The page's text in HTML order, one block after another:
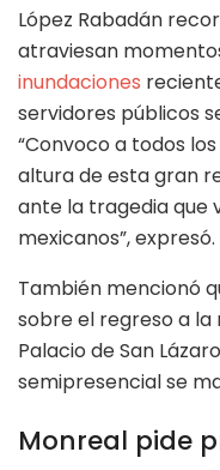
López Rabadán
atraviesan
inundaciones
servidores públicos
“Convoco a todos
altura de esta gran
ante la tragedia que
mexicanos”, expresó.
También mencionó
sobre el regreso a
Palacio de San
semipresencial se
Monreal pide